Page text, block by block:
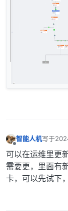
智能人机写于
最后由
可以在运维里更
需要更，里面有
卡，可以先试下